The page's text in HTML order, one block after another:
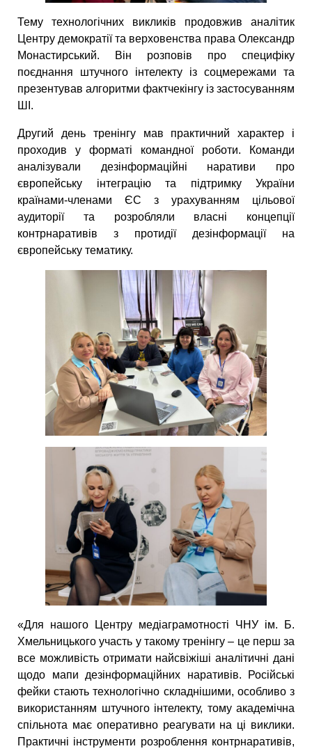
Тему технологічних викликів продовжив аналітик
Центру демократії та верховенства права Олександр
Монастирський. Він розповів про специфіку
поєднання штучного інтелекту із соцмережами та
презентував алгоритми фактчекінгу із застосуванням
ШІ.
Другий день тренінгу мав практичний характер і
проходив у форматі командної роботи. Команди
аналізували дезінформаційні наративи про
європейську інтеграцію та підтримку України
країнами-членами ЄС з урахуванням цільової
аудиторії та розробляли власні концепції
контрнаративів з протидії дезінформації на
європейську тематику.
«Для нашого Центру медіаграмотності ЧНУ ім. Б.
Хмельницького участь у такому тренінгу – це перш за
все можливість отримати найсвіжіші аналітичні дані
щодо мапи дезінформаційних наративів. Російські
фейки стають технологічно складнішими, особливо з
використанням штучного інтелекту, тому академічна
спільнота має оперативно реагувати на ці виклики.
Практичні інструменти розроблення контрнаративів,